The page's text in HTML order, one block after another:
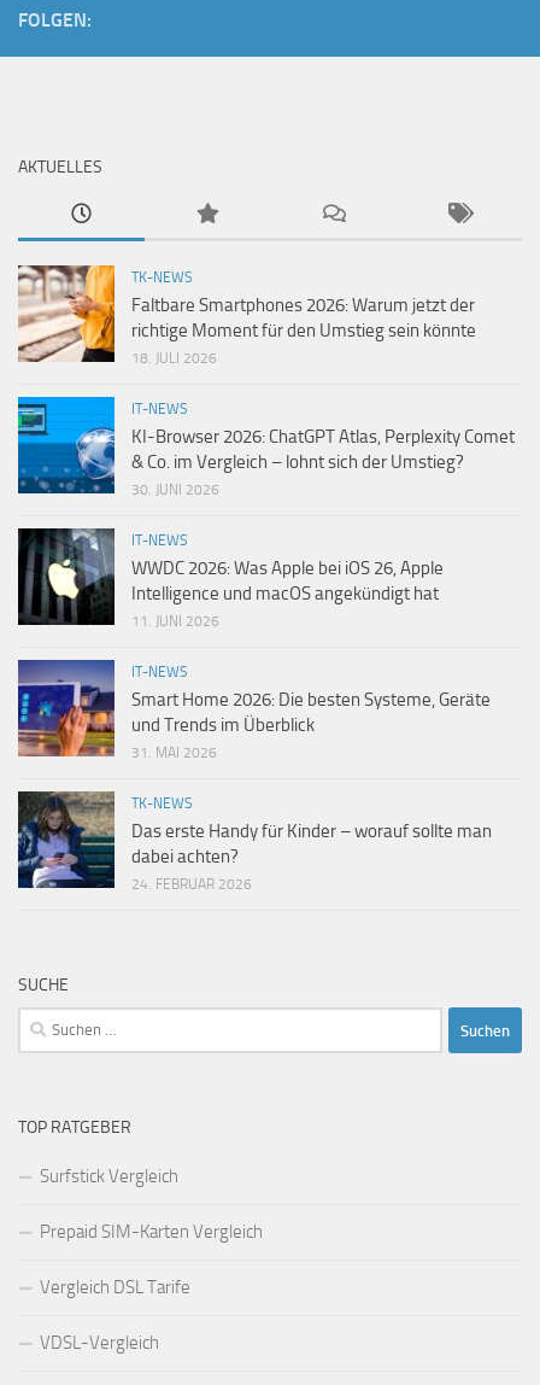
FOLGEN:
AKTUELLES
TK-NEWS
Faltbare Smartphones 2026: Warum jetzt der
richtige Moment für den Umstieg sein könnte
18. JULI 2026
IT-NEWS
KI-Browser 2026: ChatGPT Atlas, Perplexity Comet
& Co. im Vergleich – lohnt sich der Umstieg?
30. JUNI 2026
IT-NEWS
WWDC 2026: Was Apple bei iOS 26, Apple
Intelligence und macOS angekündigt hat
11. JUNI 2026
IT-NEWS
Smart Home 2026: Die besten Systeme, Geräte
und Trends im Überblick
31. MAI 2026
TK-NEWS
Das erste Handy für Kinder – worauf sollte man
dabei achten?
24. FEBRUAR 2026
SUCHE
Suchen
nach:
TOP RATGEBER
Surfstick Vergleich
Prepaid SIM-Karten Vergleich
Vergleich DSL Tarife
VDSL-Vergleich